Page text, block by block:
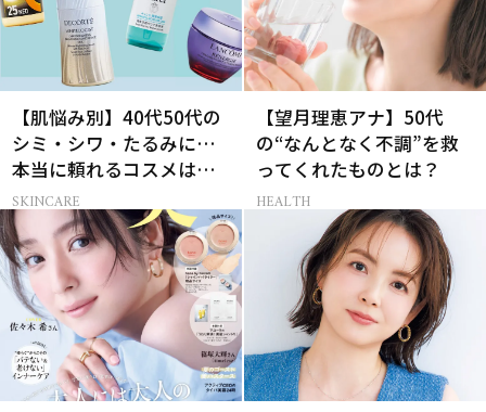
【肌悩み別】40代50代の
シミ・シワ・たるみに…
本当に頼れるコスメは？
ベスコス受賞スキンケア
21選
SKINCARE
【望月理恵アナ】50代
の“なんとなく不調”を救
ってくれたものとは？
HEALTH